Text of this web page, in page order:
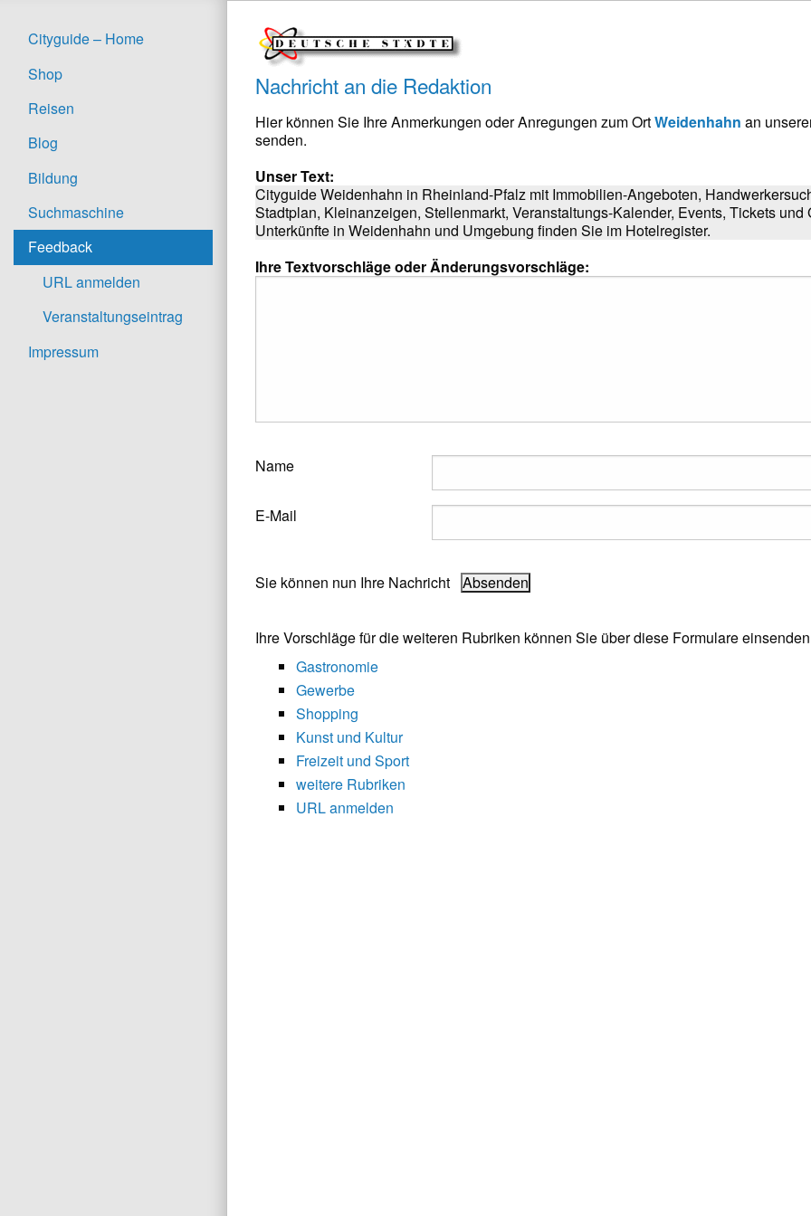
Cityguide – Home
Shop
Reisen
Blog
Bildung
Suchmaschine
Feedback
URL anmelden
Veranstaltungseintrag
Impressum
Nachricht an die Redaktion
Hier können Sie Ihre Anmerkungen oder Anregungen zum OrtWeidenhahn an
senden.
Unser Text:
Cityguide Weidenhahn in Rheinland-Pfalz mit Immobilien-Angeboten,
Stadtplan, Kleinanzeigen, Stellenmarkt, Veranstaltungs-Kalender, Events, Tickets und
Unterkünfte in Weidenhahn und Umgebung finden Sie im Hotelregister.
Ihre Textvorschläge oder Änderungsvorschläge:
Name
E-Mail
Sie können nun Ihre Nachricht
Ihre Vorschläge für die weiteren Rubriken können Sie über diese Formulare
Gastronomie
Gewerbe
Shopping
Kunst und Kultur
Freizeit und Sport
weitere Rubriken
URL anmelden